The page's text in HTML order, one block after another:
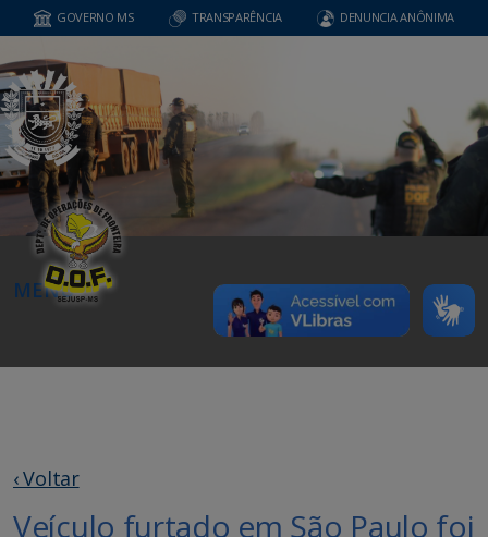
GOVERNO MS TRANSPARÊNCIA DENUNCIA ANÔNIMA
MENU
‹ Voltar
Veículo furtado em São Paulo foi